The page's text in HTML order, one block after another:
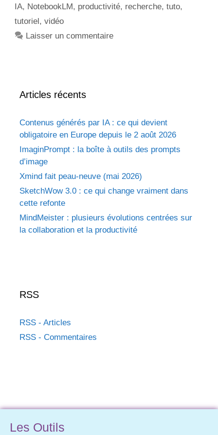
IA, NotebookLM, productivité, recherche, tuto,
tutoriel , vidéo
Laisser un commentaire
Articles récents
Contenus générés par IA : ce qui devient
obligatoire en Europe depuis le 2 août 2026
ImaginPrompt : la boîte à outils des prompts
d’image
Xmind fait peau-neuve (mai 2026)
SketchWow 3.0 : ce qui change vraiment dans
cette refonte
MindMeister : plusieurs évolutions centrées sur
la collaboration et la productivité
RSS
RSS - Articles
RSS - Commentaires
Les Outils